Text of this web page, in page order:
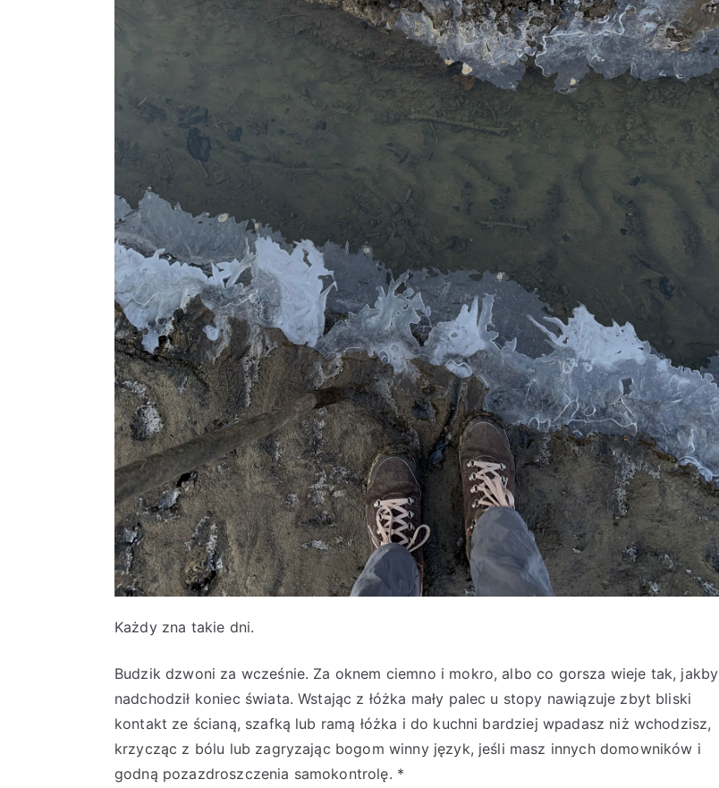
Każdy zna takie dni.
Budzik dzwoni za wcześnie. Za oknem ciemno i mokro, albo co gorsza wieje tak, jakby
nadchodził koniec świata. Wstając z łóżka mały palec u stopy nawiązuje zbyt bliski
kontakt ze ścianą, szafką lub ramą łóżka i do kuchni bardziej wpadasz niż wchodzisz,
krzycząc z bólu lub zagryzając bogom winny język, jeśli masz innych domowników i
godną pozazdroszczenia samokontrolę. *